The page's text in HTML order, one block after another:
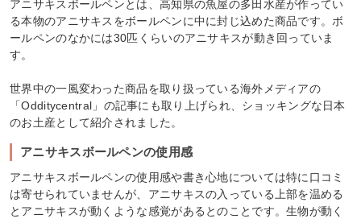
アニサキスボールペンとは、高知県の魚屋の多田水産が作ってい
る本物のアニサキスをボールペンに中に封じ込めた商品です。ボ
ールペンのなかには30匹くらいのアニサキスが動き回っていま
す。
世界中の一風変わった商品を取り扱っている海外メディアの
「Odditycentral」の記事にも取り上げられ、ショッキングな日本
のお土産として紹介されました。
アニサキスボールペンの使用感
アニサキスボールペンの使用感や書き心地については特に口コミ
は寄せられていませんが、アニサキスの入っている上部を温める
とアニサキスが動くような感覚があるとのことです。生物が動く